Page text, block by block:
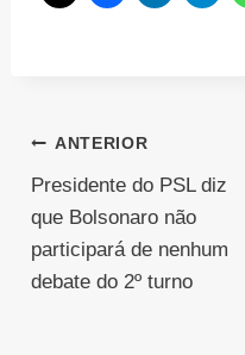
Navegação
de
Post
ANTERIOR
Presidente do PSL diz
que Bolsonaro não
participará de nenhum
debate do 2º turno